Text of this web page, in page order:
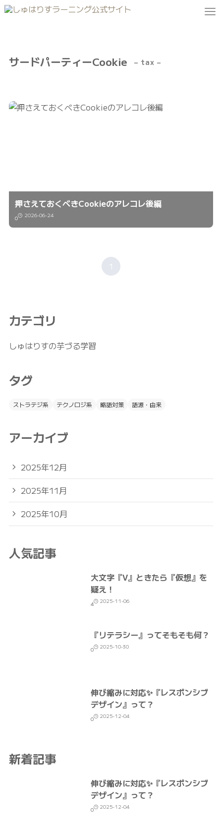
サードパーティーCookie – tax –
押さえておくべきCookieのアレコレ後編
0 2026-06-24
1
カテゴリ
しゅはりすの芋づる学習
タグ
ストラテジ系 テクノロジ系 略語対策 語源・由来
アーカイブ
2025年12月
2025年11月
2025年10月
人気記事
大文字『V』ときたら『仮想』を
疑え！
4 2025-11-06
『リテラシー』ってそもそも何？
0 2025-10-30
伸び縮みに対応✨『レスポンシブ
デザイン』って？
0 2025-12-04
新着記事
伸び縮みに対応✨『レスポンシブ
デザイン』って？
0 2025-12-04